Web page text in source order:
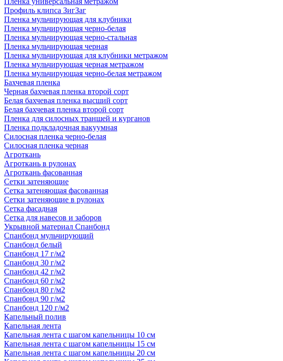
Профиль клипса ЗигЗаг
Пленка мульчирующая для клубники
Пленка мульчирующая черно-белая
Пленка мульчирующая черно-стальная
Пленка мульчирующая черная
Пленка мульчирующая для клубники метражом
Пленка мульчирующая черная метражом
Пленка мульчирующая черно-белая метражом
Бахчевая пленка
Черная бахчевая пленка второй сорт
Белая бахчевая пленка высший сорт
Белая бахчевая пленка второй сорт
Пленка для силосных траншей и курганов
Пленка подкладочная вакуумная
Силосная пленка черно-белая
Силосная пленка черная
Агроткань
Агроткань в рулонах
Агроткань фасованная
Сетки затеняющие
Сетка затеняющая фасованная
Сетки затеняющие в рулонах
Сетка фасадная
Сетка для навесов и заборов
Укрывной материал Спанбонд
Спанбонд мульчирующий
Спанбонд белый
Спанбонд 17 г/м2
Спанбонд 30 г/м2
Спанбонд 42 г/м2
Спанбонд 60 г/м2
Спанбонд 80 г/м2
Спанбонд 90 г/м2
Спанбонд 120 г/м2
Капельный полив
Капельная лента
Капельная лента с шагом капельницы 10 см
Капельная лента с шагом капельницы 15 см
Капельная лента с шагом капельницы 20 см